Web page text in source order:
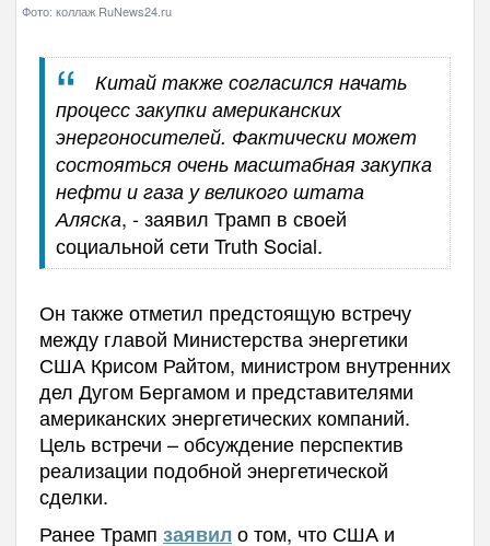
Фото: коллаж RuNews24.ru
Китай также согласился начать
процесс закупки американских
энергоносителей. Фактически может
состояться очень масштабная закупка
нефти и газа у великого штата
Аляска, - заявил Трамп в своей
социальной сети Truth Social.
Он также отметил предстоящую встречу
между главой Министерства энергетики
США Крисом Райтом, министром внутренних
дел Дугом Бергамом и представителями
американских энергетических компаний.
Цель встречи – обсуждение перспектив
реализации подобной энергетической
сделки.
Ранее Трамп заявило том, что США и